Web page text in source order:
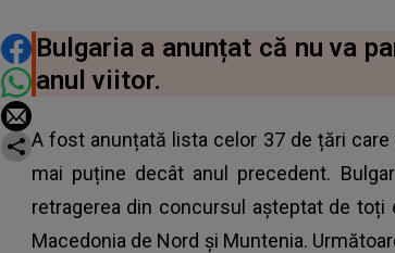
DISTRIBUIE ARTICOLUL
Bulgaria a anunțat că nu va
anul viitor.
A fost anunțată lista celor 37 de țări
mai puține decât anul precedent.
retragerea din concursul așteptat de
Macedonia de Nord și Muntenia.